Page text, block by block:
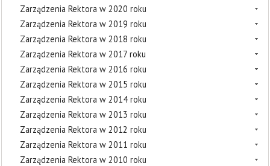
Zarządzenia Rektora w 2020 roku
Zarządzenia Rektora w 2019 roku
Zarządzenia Rektora w 2018 roku
Zarządzenia Rektora w 2017 roku
Zarządzenia Rektora w 2016 roku
Zarządzenia Rektora w 2015 roku
Zarządzenia Rektora w 2014 roku
Zarządzenia Rektora w 2013 roku
Zarządzenia Rektora w 2012 roku
Zarządzenia Rektora w 2011 roku
Zarządzenia Rektora w 2010 roku